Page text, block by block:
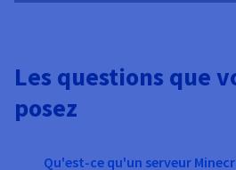
Les questions que
posez
Qu'est-ce qu'un serveur